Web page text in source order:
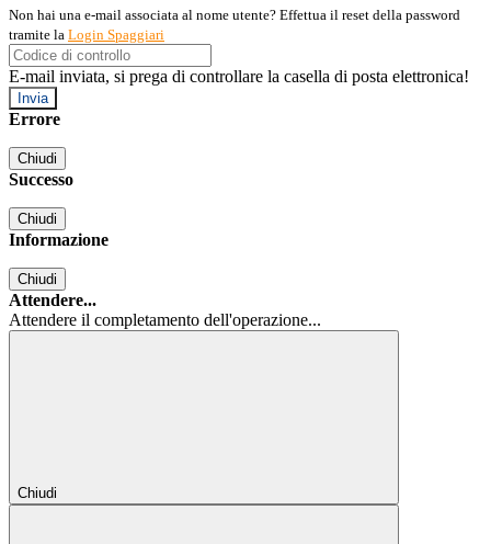
Non hai una e-mail associata al nome utente? Effettua il reset della password
tramite la Login Spaggiari
E-mail inviata, si prega di controllare la casella di posta elettronica!
Errore
Chiudi
Successo
Chiudi
Informazione
Chiudi
Attendere...
Attendere il completamento dell'operazione...
Chiudi